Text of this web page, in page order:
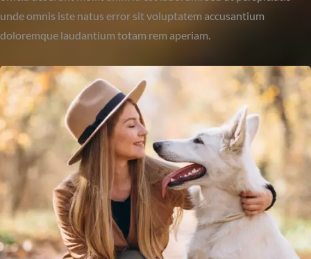
unde omnis iste natus error sit voluptatem accusantium
doloremque laudantium totam rem aperiam.